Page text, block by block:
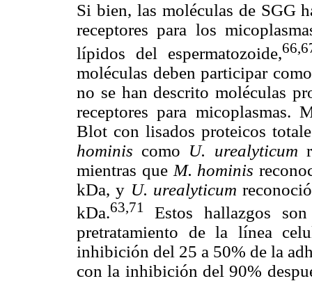
Si bien, las moléculas de SGG
receptores para los
lípidos del espermatozoide,
moléculas deben participar
no se han descrito moléculas
receptores para micoplasmas.
Blot con lisados proteicos
hominis como U. urealyticum
mientras que M. hominis
kDa, y U. urealyticum
kDa.63,71 Estos hallazgos
pretratamiento de la línea
inhibición del 25 a 50% de la
con la inhibición del 90%